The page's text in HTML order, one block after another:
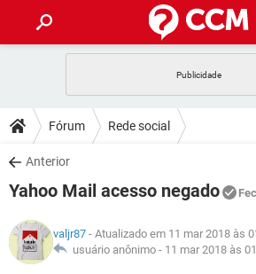
CELULAR
OUTLOOK
INSTAGRAM GMAIL
GUIA DE COMPRAS
DICAS
JOGOS
INSTAGRAM GMAIL
GUIA DE COMPRAS
DOWNLOADS
JOGOS
CELULAR
OUTLOOK EXCEL
JOGOS
CELULAR
GLOSSÁRIO
Fórum Rede social
Anterior
Yahoo Mail acesso negado
valjr87 - Atualizado em 11 mar 2018 às
usuário anônimo - 11 mar 2018 às